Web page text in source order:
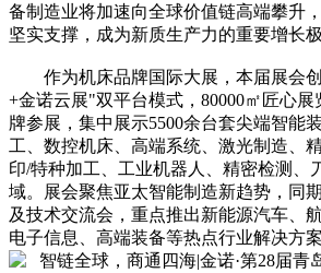
备制造业将加速向全球价值链高端攀升
坚实支撑，成为新质生产力的重要增长极
作为机床品牌国际大展，本届展会
+金诺云展"双平台模式，80000㎡匠心展
牌参展，集中展示5500余台套尖端智能
工、数控机床、高端系统、激光制造、
印/特种加工、工业机器人、精密检测、
域。展会聚焦亚太智能制造新趋势，同
及技术交流会，重点推出新能源汽车、
电子信息、高端装备等热点行业解决方案